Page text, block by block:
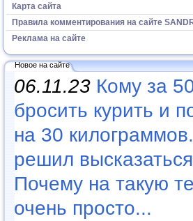
Карта сайта
Правила комментирования на сайте
Реклама на сайте
Новое на сайте
06.11.23 Кому за
бросить курить и
на 30
решил
Почему на такую
очень просто...